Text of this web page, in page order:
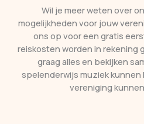
Wil je meer weten over
mogelijkheden voor jouw
ons op voor een gratis
reiskosten worden in rekening
graag alles en bekijken
spelenderwijs muziek
vereniging